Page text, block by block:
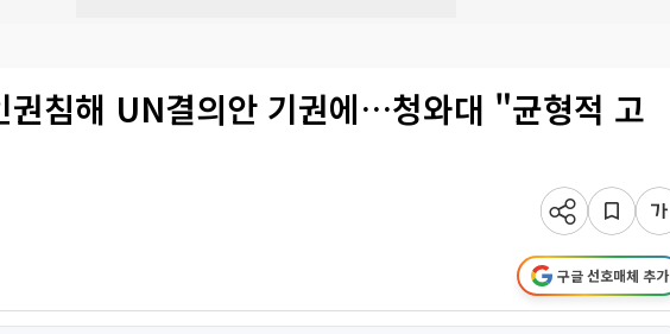
권침해 UN결의안 기권에…청와대 "균형적 고
구글 선호매체 추가